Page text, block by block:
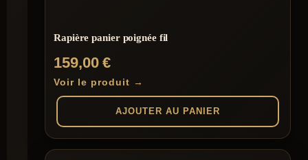
Rapière panier poignée fil
159,00€
Voir le produit →
AJOUTER AU PANIER